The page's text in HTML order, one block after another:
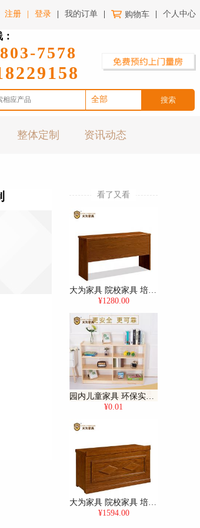
注册 登录 我的订单 购物车 个人中心
7578
全部
酒店家具
家居家私
整体定制 资讯动态
看了又看
大为家具 院校家具 培训桌 主席台 演讲台 会议桌 条桌 双条桌 S606C12H 1200W*400D*760H（送货上门）
¥1280.00
园内儿童家具 环保实木小书柜 免费上门量尺，定制所有园内家具
¥0.01
大为家具 院校家具 培训桌 主席台 演讲台 会议桌 条桌 主席台 S601C14H 1400W*600D*760H（送货上门）
¥1594.00